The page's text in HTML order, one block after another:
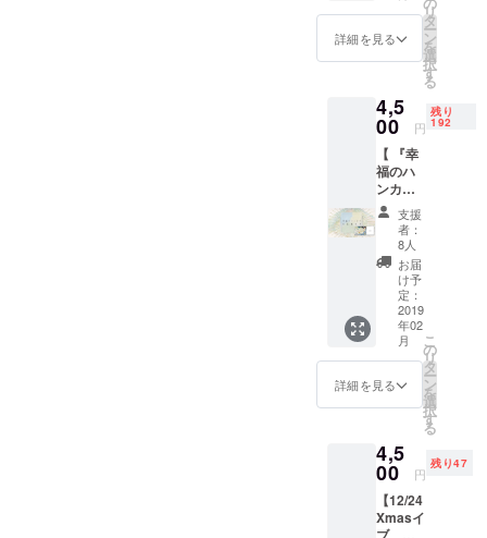
ほ、イラス
トはまほが
手がけてい
10代～30代
までの若者
で団結しよ
うと動いて
いる。2人の
大好きな言
葉は、「世
界はなんて
Colorfulで
Peacefulなん
だ。人生っ
もっと 素晴
GYPSY
＜3333
なス
タート
なたを
導いて
くれる
でしょ
う" ＜
5555
＞“あな
たの人
生が好
転する
ため
に、大
きな変
化の波
してい
ます” ＜
な夢と
繫がっ
ている
ライン
に今
福の世
界樹-｜
22:00
場
所
｜
EARTH
＋
GALLE
RY 江
東区木
場3-18-
注意｜
チケッ
トの送
付はあ
ん。リ
ターン
場チ
ケット
となり
ます。
当日会
金額以
上のペ
大歓迎
です！
ラン
ド"を一
層良い
ものに
するた
め、大
切に使
わせて
いただ
きます
＾＾ ｜
最も美
しいク
リスマ
リー -幸
界樹-｜
開場時
間｜
13:00-
22:00
待望の
MahoS
honoの
セット
が出来
まし
た！
『CHA
NGE』
は"人生
が変わ
る"を
テーマ
にした3
枚組の
ポスト
カード
セット
です。
「未知
CHANG
E」/
AM I」
◆ポス
詳細を見る
リ
タ
ー
ン
を
選
択
す
る
4,5
00 円
残り
192
【 『幸
福のハ
ンカチ
BLESS
』と入
場チ
ケット
のセッ
ト】 ◆
幸福の
世界樹
の葉が
姿を変
え、幸
福のハ
となり
まし
た。
別々で
買うよ
支援
者：
8人
お届
け予
定：
2019
年02
月
詳細を見る
こ
の
リ
タ
ー
ン
を
選
択
す
る
4,5
00 円
残り47
【12/24
Xmasイ